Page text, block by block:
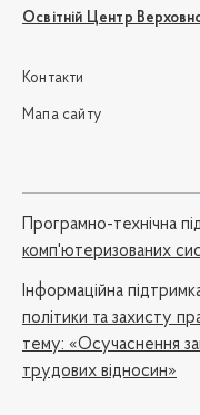
Освітній Центр
Контакти
Мапа сайту
Програмно-технічна
комп'ютеризованих
Iнформаційна
політики та захисту
тему: «Осучаснення
трудових відносин»